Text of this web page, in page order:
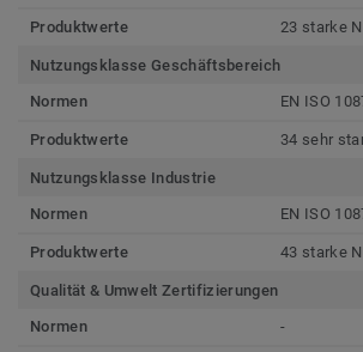
Produktwerte 23 starke
Nutzungsklasse Geschäftsbereich
Normen
EN ISO
Produktwerte 34 sehr
Nutzungsklasse Industrie
Normen
EN ISO
Produktwerte 43 starke
Qualität & Umwelt Zertifizierungen
Normen
-